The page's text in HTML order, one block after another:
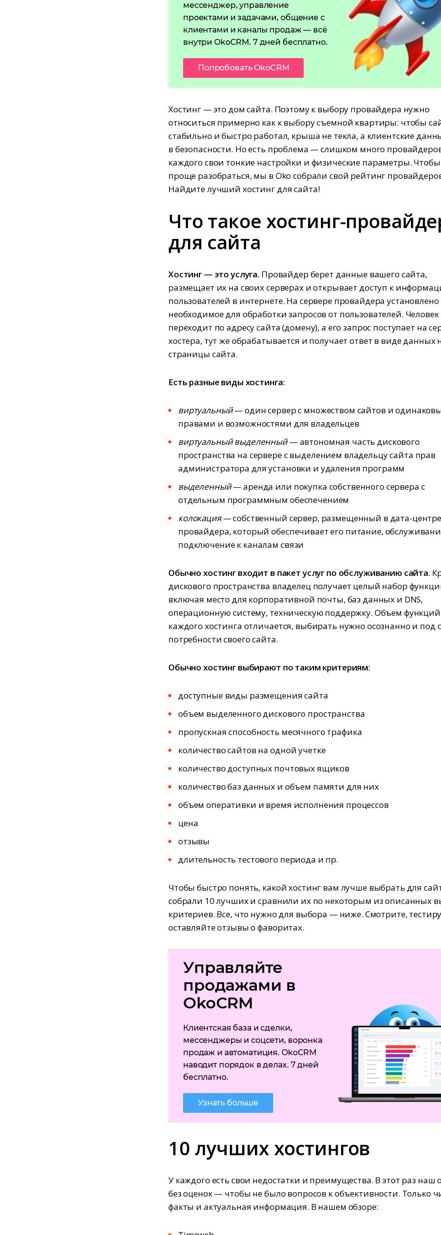
мессенджер, управление
проектами и задачами, общение с
клиентами и каналы продаж — всё
внутри OkoCRM. 7 дней бесплатно.
Попробовать OkoCRM
Хостинг — это дом сайта. Поэтому к выбору провайдера нужно
относиться примерно как к выбору съемной квартиры: чтобы
стабильно и быстро работал, крыша не текла, а клиентские
в безопасности. Но есть проблема — слишком много
каждого свои тонкие настройки и физические параметры.
проще разобраться, мы в Oko собрали свой рейтинг
Найдите лучший хостинг для сайта!
Что такое хостинг-
для сайта
Хостинг — это услуга. Провайдер берет данные вашего сайта,
размещает их на своих серверах и открывает доступ к
пользователей в интернете. На сервере провайдера
необходимое для обработки запросов от пользователей. Человек
переходит по адресу сайта (домену), а его запрос поступает на
хостера, тут же обрабатывается и получает ответ в виде данных
страницы сайта.
Есть разные виды хостинга:
виртуальный— один сервер с множеством сайтов и
правами и возможностями для владельцев
виртуальный выделенный— автономная часть дискового
пространства на сервере с выделением владельцу сайта прав
администратора для установки и удаления программ
выделенный— аренда или покупка собственного сервера с
отдельным программным обеспечением
колокация— собственный сервер, размещенный в дата-
провайдера, который обеспечивает его питание,
подключение к каналам связи
Обычно хостинг входит в пакет услуг по обслуживанию сайта.
дискового пространства владелец получает целый набор
включая место для корпоративной почты, баз данных и DNS,
операционную систему, техническую поддержку. Объем
каждого хостинга отличается, выбирать нужно осознанно и под
потребности своего сайта.
Обычно хостинг выбирают по таким критериям:
доступные виды размещения сайта
объем выделенного дискового пространства
пропускная способность месячного трафика
количество сайтов на одной учетке
количество доступных почтовых ящиков
количество баз данных и объем памяти для них
объем оперативки и время исполнения процессов
цена
отзывы
длительность тестового периода и пр.
Чтобы быстро понять, какой хостинг вам лучше выбрать для
собрали 10 лучших и сравнили их по некоторым из описанных
критериев. Все, что нужно для выбора — ниже. Смотрите,
оставляйте отзывы о фаворитах.
Управляйте
продажами в
OkoCRM
Клиентская база и сделки,
мессенджеры и соцсети, воронка
продаж и автоматиция. OkoCRM
наводит порядок в делах. 7 дней
бесплатно.
Узнать больше
10 лучших хостингов
У каждого есть свои недостатки и преимущества. В этот раз наш
без оценок — чтобы не было вопросов к объективности. Только
факты и актуальная информация. В нашем обзоре: